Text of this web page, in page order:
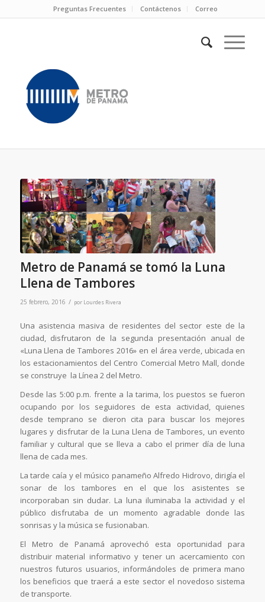
Preguntas Frecuentes Contáctenos Correo
Metro de Panamá se tomó la Luna
Llena de Tambores
25 febrero, 2016 / por Lourdes Rivera
Una asistencia masiva de residentes del sector este de la
ciudad, disfrutaron de la segunda presentación anual de
«Luna Llena de Tambores 2016» en el área verde, ubicada en
los estacionamientos del Centro Comercial Metro Mall, donde
se construye la Línea 2 del Metro.
Desde las 5:00 p.m. frente a la tarima, los puestos se fueron
ocupando por los seguidores de esta actividad, quienes
desde temprano se dieron cita para buscar los mejores
lugares y disfrutar de la Luna Llena de Tambores, un evento
familiar y cultural que se lleva a cabo el primer día de luna
llena de cada mes.
La tarde caía y el músico panameño Alfredo Hidrovo, dirigía el
sonar de los tambores en el que los asistentes se
incorporaban sin dudar. La luna iluminaba la actividad y el
público disfrutaba de un momento agradable donde las
sonrisas y la música se fusionaban.
El Metro de Panamá aprovechó esta oportunidad para
distribuir material informativo y tener un acercamiento con
nuestros futuros usuarios, informándoles de primera mano
los beneficios que traerá a este sector el novedoso sistema
de transporte.